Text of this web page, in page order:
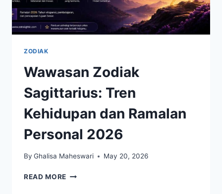
ZODIAK
Wawasan Zodiak
Sagittarius: Tren
Kehidupan dan Ramalan
Personal 2026
By Ghalisa Maheswari May 20, 2026
READ MORE WAWASAN